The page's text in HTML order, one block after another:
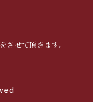
させて頂きます。